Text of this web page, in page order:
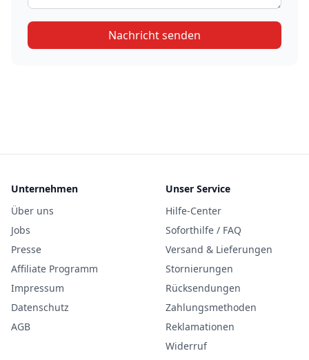
Nachricht senden
Unternehmen
Über uns
Jobs
Presse
Affiliate Programm
Impressum
Datenschutz
AGB
Unser Service
Hilfe-Center
Soforthilfe / FAQ
Versand & Lieferungen
Stornierungen
Rücksendungen
Zahlungsmethoden
Reklamationen
Widerruf